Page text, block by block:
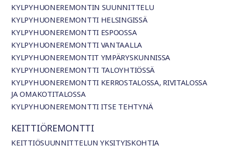
KYLPYHUONEREMONTIN SUUNNITTELU
KYLPYHUONEREMONTTI HELSINGISSÄ
KYLPYHUONEREMONTTI ESPOOSSA
KYLPYHUONEREMONTTI VANTAALLA
KYLPYHUONEREMONTIT YMPÄRYSKUNNISSA
KYLPYHUONEREMONTTI TALOYHTIÖSSÄ
KYLPYHUONEREMONTTI KERROSTALOSSA, RIVITALOSSA
JA OMAKOTITALOSSA
KYLPYHUONEREMONTTI ITSE TEHTYNÄ
KEITTIÖREMONTTI
KEITTIÖSUUNNITTELUN YKSITYISKOHTIA